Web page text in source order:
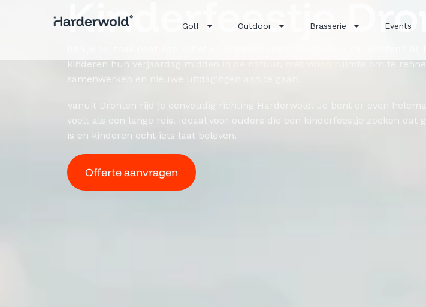
Golf Outdoor Brasserie Events
Kinderfeestje
kinderen hun verjaardag midden in de natuur, met volop ruimte om te
samenwerken en nieuwe uitdagingen aan te gaan.
Vanuit Dronten rijd je eenvoudig richting Harderwold. Je bent er even
voelt als een lange reis. Ideaal voor ouders die een kinderfeestje zoeken dat
is en kinderen echt iets laat beleven.
Offerte aanvragen